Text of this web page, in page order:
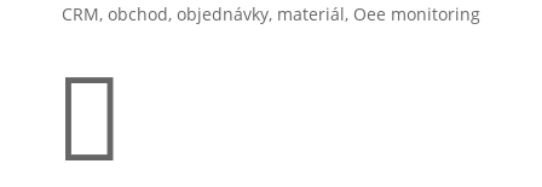
CRM, obchod, objednávky, materiál, Oee monitoring
